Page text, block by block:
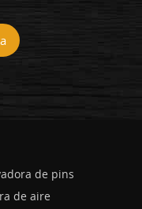
de pins
de aire